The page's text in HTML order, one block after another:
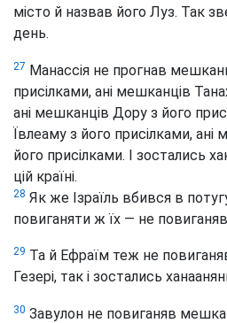
місто й назвав його Луз. Так
день.
27 Манассія не прогнав
присілками, ані мешканців
ані мешканців Дору з його
Ївлеаму з його присілками, ані
його присілками. І зостались
цій країні.
28 Як же Ізраїль вбився в
повиганяти ж їх — не повиганяв
29 Та й Ефраїм теж не
Гезері, так і зостались
30 Завулон не повиганяв